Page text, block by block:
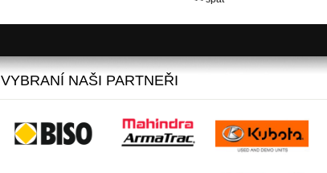
VYBRANÍ NAŠI PARTNEŘI